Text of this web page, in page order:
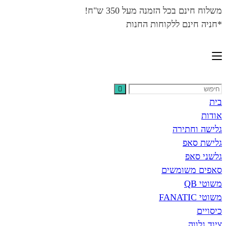
בכל הזמנה מעל 350 ש"ח!
ללקוחות החנות